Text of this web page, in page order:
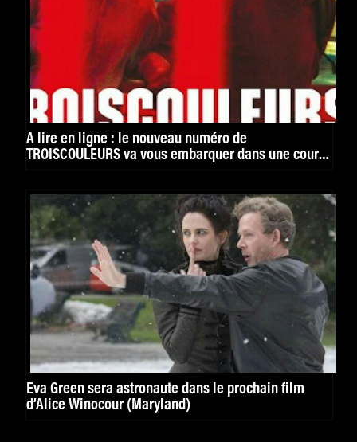
À lire en ligne : le nouveau numéro de
TROISCOULEURS va vous embarquer dans une course
Eva Green sera astronaute dans le prochain film
d’Alice Winocour (Maryland)